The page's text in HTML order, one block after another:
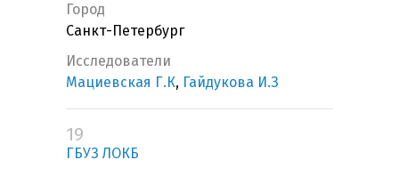
Город
Санкт-Петербург
Исследователи
Мациевская Г.К, Гайдукова И.З
19
ГБУЗ ЛОКБ